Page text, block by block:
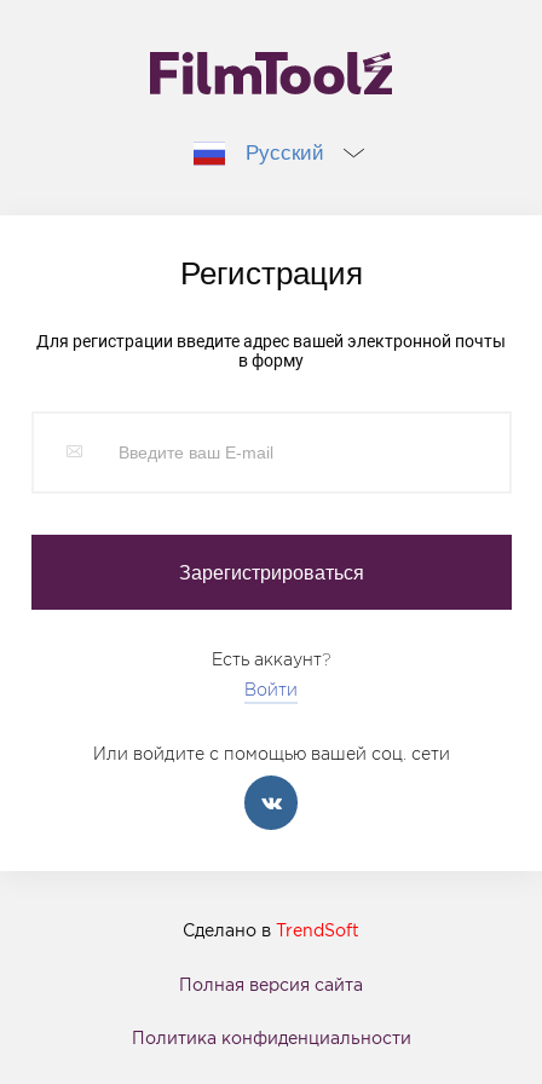
Русский
Регистрация
Для регистрации введите адрес вашей электронной почты
в форму
Есть аккаунт?
Войти
Или войдите с помощью вашей соц. сети
Сделано в TrendSoft
Полная версия сайта
Политика конфиденциальности